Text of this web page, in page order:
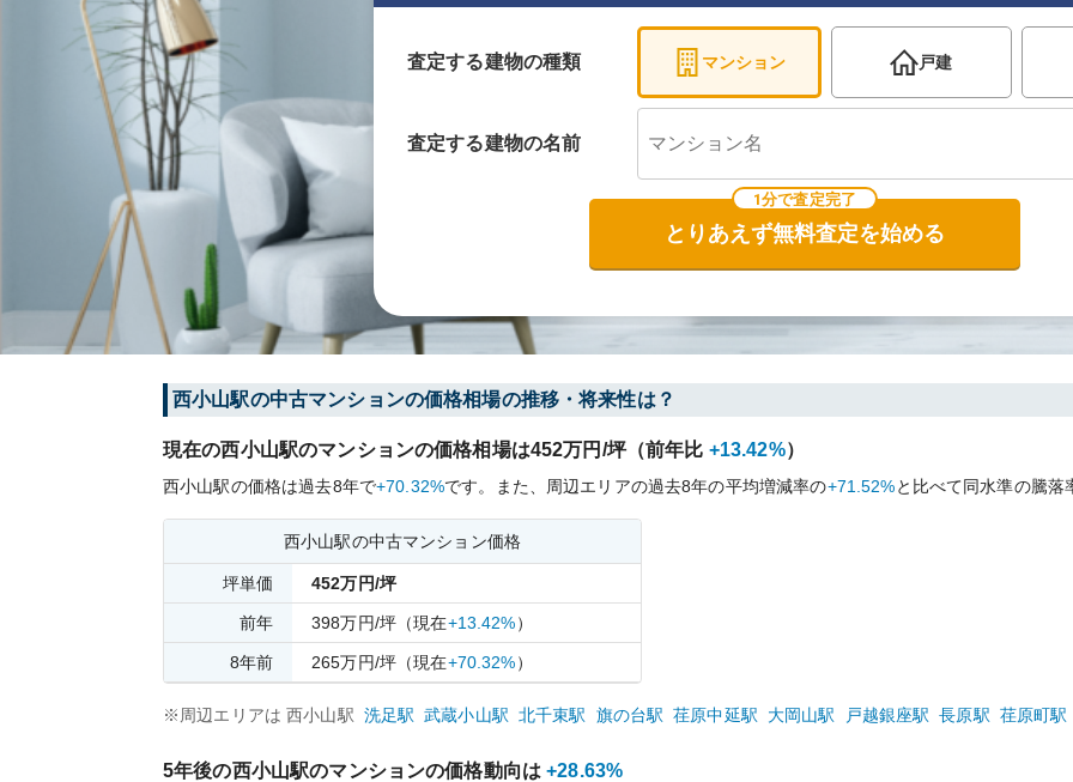
査定する建物の種類 マンション 戸建
査定する建物の名前
1分で査定完了
とりあえず無料査定を始める
西小山駅の中古マンションの価格相場の推移・将来性は？
現在の西小山駅のマンションの価格相場は452万円/坪（前年比 +13.42%）
西小山駅の価格は過去8年で+70.32%です。 また、周辺エリアの過去8年の平均増減率の+71.52%と比べて同水準の騰落
西小山駅の中古マンション価格
坪単価 452万円/坪
前年 398万円/坪 （現在+13.42%）
8年前 265万円/坪 （現在+70.32%）
※周辺エリアは 西小山駅 洗足駅 武蔵小山駅 北千束駅 旗の台駅 荏原中延駅 大岡山駅 戸越銀座駅 長原駅 荏原町駅
5年後の西小山駅のマンションの価格動向は +28.63%